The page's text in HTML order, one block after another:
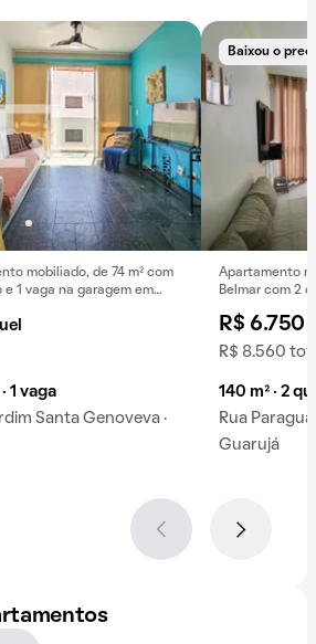
mobiliado, de 74 m² com
e 1 vaga na garagem em
1 vaga
Santa Genoveva ·
Baixou o
Apartamento
Belmar com 2
R$ 6.750
R$ 8.560
140 m² · 2
Rua
Guarujá